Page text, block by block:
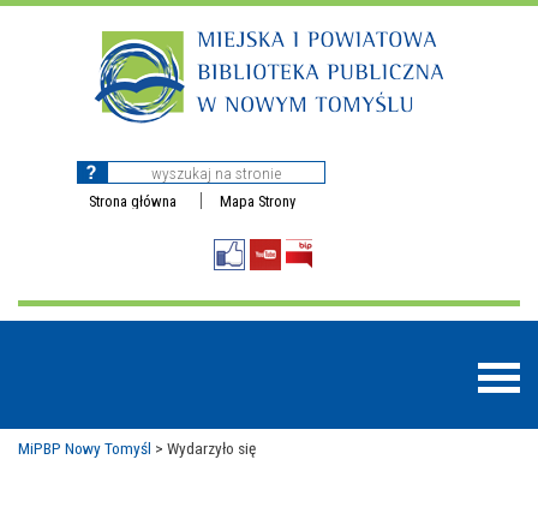
Strona główna Mapa Strony
MiPBP Nowy Tomyśl > Wydarzyło się